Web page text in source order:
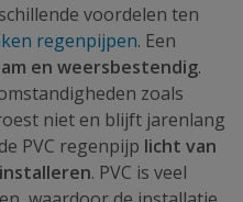
voordelen ten
regenpijpen. Een
en weersbestendig.
zoals
niet en blijft jarenlang
PVC regenpijp licht van
. PVC is veel